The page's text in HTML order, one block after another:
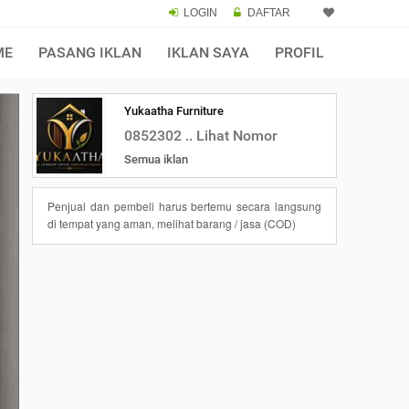
LOGIN DAFTAR
PASANG IKLAN IKLAN SAYA PROFIL
Yukaatha Furniture
0852302 .. Lihat Nomor
Semua iklan
Penjual dan pembeli harus bertemu secara langsung
di tempat yang aman, melihat barang / jasa (COD)